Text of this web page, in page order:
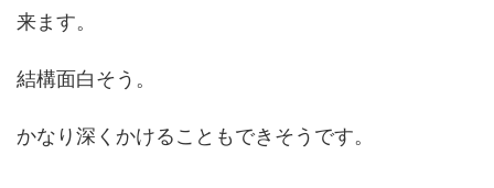
来ます。
結構面白そう。
かなり深くかけることもできそうです。